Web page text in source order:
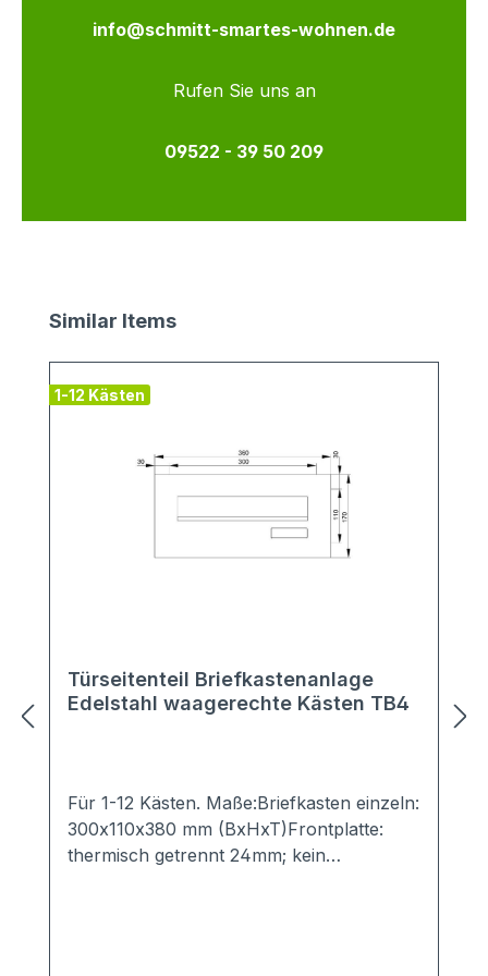
info@schmitt-smartes-wohnen.de
Rufen Sie uns an
09522 - 39 50 209
Produktgalerie überspringen
Similar Items
1-12 Kästen
Türseitenteil Briefkastenanlage
Edelstahl waagerechte Kästen TB4
Für 1-12 Kästen. Maße:Briefkasten einzeln:
300x110x380 mm (BxHxT)Frontplatte:
thermisch getrennt 24mm; kein